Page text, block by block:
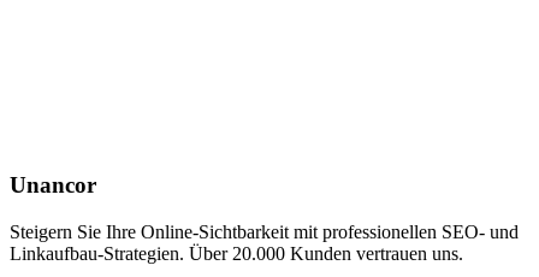
Unancor
Steigern Sie Ihre Online-Sichtbarkeit mit professionellen SEO- und
Linkaufbau-Strategien. Über 20.000 Kunden vertrauen uns.